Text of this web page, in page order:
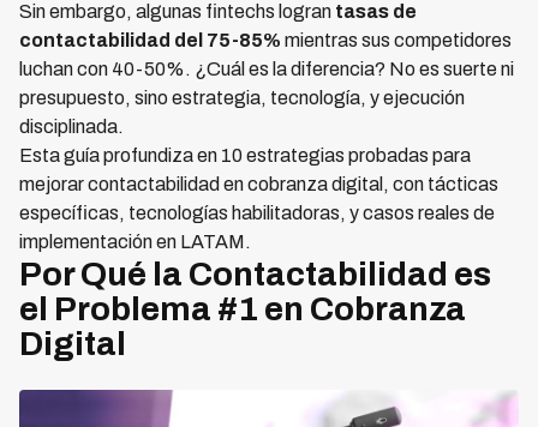
Sin embargo, algunas fintechs logran tasas de
contactabilidad del 75-85% mientras sus competidores
luchan con 40-50%. ¿Cuál es la diferencia? No es suerte ni
presupuesto, sino estrategia, tecnología, y ejecución
disciplinada.
Esta guía profundiza en 10 estrategias probadas para
mejorar contactabilidad en cobranza digital, con tácticas
específicas, tecnologías habilitadoras, y casos reales de
implementación en LATAM.
Por Qué la Contactabilidad es
el Problema #1 en Cobranza
Digital